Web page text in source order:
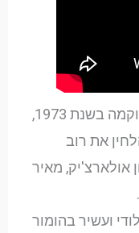
כוורת היא להקת רוק ישראלית שהוקמה בשנת 1973,
את רוב
אולארצ'יק, מאיר
ועשיר בהומור